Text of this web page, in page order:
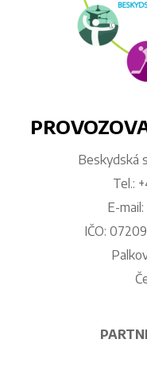
Beskydská
Tel.:
E-mail:
IČO: